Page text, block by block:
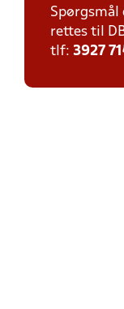
Spørgsmål
rettes til
tlf: 3927